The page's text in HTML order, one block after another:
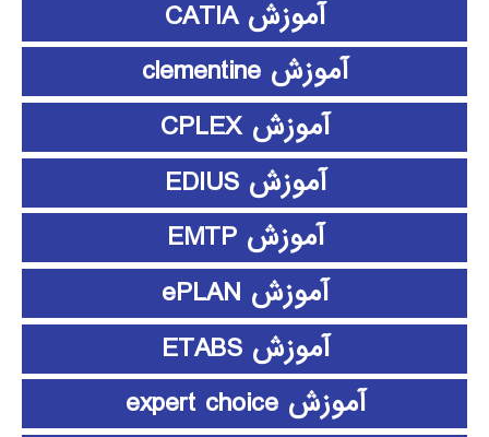
آموزش CATIA
آموزش clementine
آموزش CPLEX
آموزش EDIUS
آموزش EMTP
آموزش ePLAN
آموزش ETABS
آموزش expert choice